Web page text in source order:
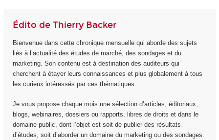
Édito de Thierry Backer
Bienvenue dans cette chronique mensuelle qui aborde des sujets
liés à l’actualité des études de marché, des sondages et du
marketing. Son contenu est à destination des auditeurs qui
cherchent à étayer leurs connaissances et plus globalement à tous
les curieux intéressés par ces thématiques.
Je vous propose chaque mois une sélection d’articles, éditoriaux,
blogs, webinaires, dossiers ou rapports, libres de droits et dans le
domaine public, dont l’objet est soit de publier des résultats
d’études, soit d’aborder un domaine du marketing ou des sondages.